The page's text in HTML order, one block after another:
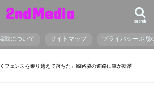
2ndMedia search
載について サイトマップ プライバシーポリ
フェンスを乗り越えて落ちた」線路脇の道路に車が転落